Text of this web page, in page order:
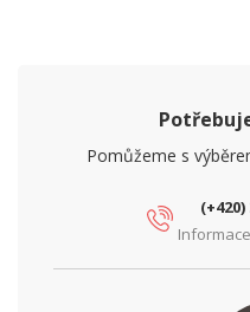
Pomůžeme s
(+420)